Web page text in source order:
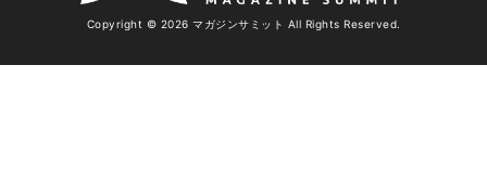
Copyright © 2026 マガジンサミット All Rights Reserved.